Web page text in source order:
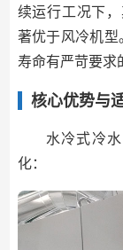
续运行工况下
著优于风冷机
寿命有严苛要求
核心优势与
水冷式冷
化：